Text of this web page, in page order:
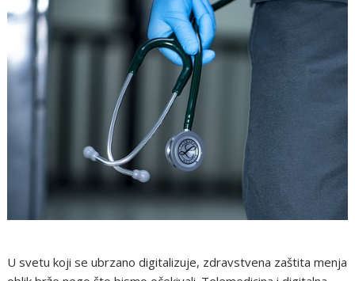
U svetu koji se ubrzano digitalizuje, zdravstvena zaštita menja